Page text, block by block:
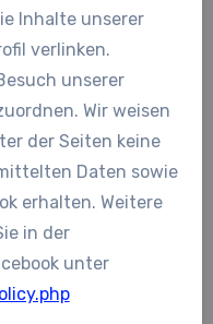
Inhalte unserer
verlinken.
unserer
Wir weisen
der Seiten keine
Daten sowie
erhalten. Weitere
in der
unter